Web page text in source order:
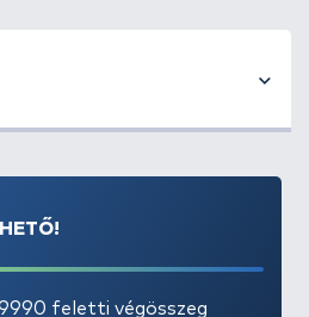
felhasználásával készült,
kötött, 8-as szakáll
kezek munkáját dicséri.
is használunk, amelyet jó
feletti végösszeg